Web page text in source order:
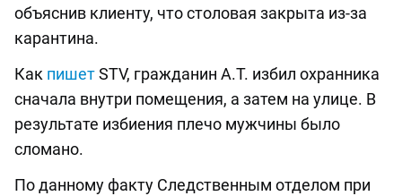
объяснив клиенту, что столовая закрыта из-за
карантина.
Как пишетSTV, гражданин А.Т. избил охранника
сначала внутри помещения, а затем на улице. В
результате избиения плечо мужчины было
сломано.
По данному факту Следственным отделом при